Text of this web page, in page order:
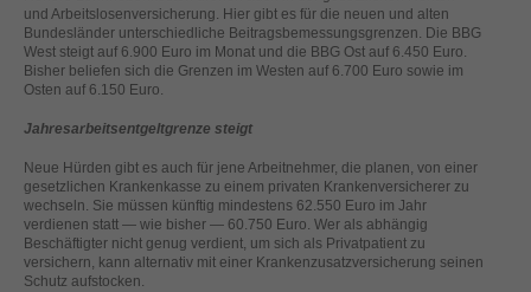
und Arbeitslosenversicherung. Hier gibt es für die neuen und alten
Bundesländer unterschiedliche Beitragsbemessungsgrenzen. Die BBG
West steigt auf 6.900 Euro im Monat und die BBG Ost auf 6.450 Euro.
Bisher beliefen sich die Grenzen im Westen auf 6.700 Euro sowie im
Osten auf 6.150 Euro.
Jahresarbeitsentgeltgrenze steigt
Neue Hürden gibt es auch für jene Arbeitnehmer, die planen, von einer
gesetzlichen Krankenkasse zu einem privaten Krankenversicherer zu
wechseln. Sie müssen künftig mindestens 62.550 Euro im Jahr
verdienen statt — wie bisher — 60.750 Euro. Wer als abhängig
Beschäftigter nicht genug verdient, um sich als Privatpatient zu
versichern, kann alternativ mit einer Krankenzusatzversicherung seinen
Schutz aufstocken.
helfen, diese Website und Ihre Erfahrung zu verbessern.
Personenbezogene Daten können verarbeitet werden (z. B. IP-
Adressen), z. B. für personalisierte Anzeigen und Inhalte oder
Anzeigen- und Inhaltsmessung. Weitere Informationen über die
Datenschutzerklärung.
können Ihre Einwilligung zu ganzen Kategorien geben oder sich
weitere Informationen anzeigen lassen und so nur bestimmte
Cookies auswählen.
Alle akzeptieren Speichern